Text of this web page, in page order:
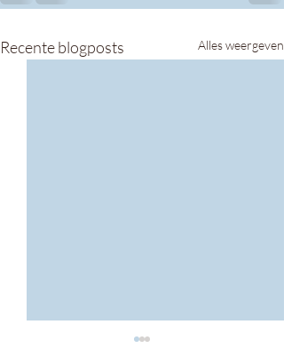
Recente blogposts Alles weergeven